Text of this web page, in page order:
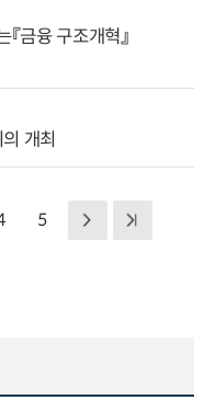
금융 구조개혁』
개최
5